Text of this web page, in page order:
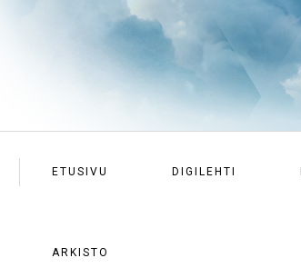
ETUSIVU DIGILEHTI
ARKISTO